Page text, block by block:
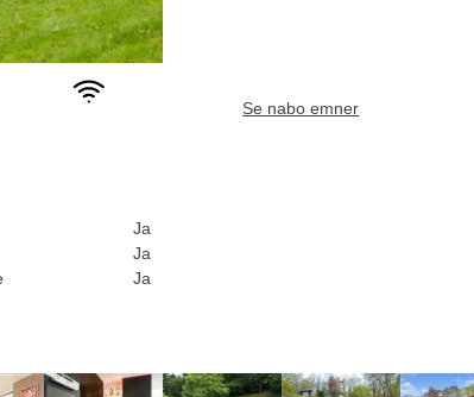
Ja
Ja
Ja
Se nabo emner